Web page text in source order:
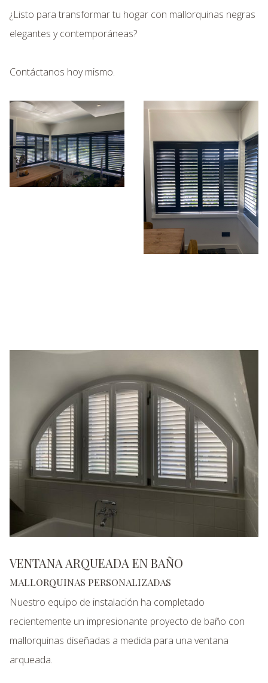
¿Listo para transformar tu hogar con mallorquinas negras
elegantes y contemporáneas?
Contáctanos hoy mismo.
VENTANA ARQUEADA EN BAÑO
MALLORQUINAS PERSONALIZADAS
Nuestro equipo de instalación ha completado
recientemente un impresionante proyecto de baño con
mallorquinas diseñadas a medida para una ventana
arqueada.